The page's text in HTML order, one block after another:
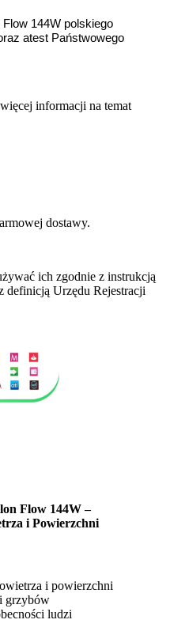
Flow 144W polskiego
atest Państwowego
informacji na temat
dostawy.
ich zgodnie z instrukcją
definicją Urzędu Rejestracji
Flow 144W –
i Powierzchni
i powierzchni
grzybów
ludzi